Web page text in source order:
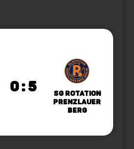
0 : 5
SG Rotation
Prenzlauer
Berg